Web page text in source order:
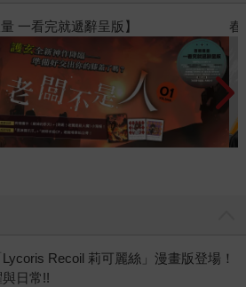
展
Recoil 莉可麗絲」漫畫版登場！
日常!!